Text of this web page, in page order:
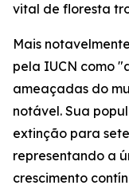
vital de floresta
Mais
pela IUCN como
ameaçadas do
notável. Sua
extinção para
representando a
crescimento